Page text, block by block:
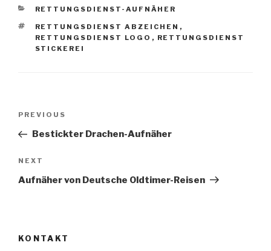
CATEGORIES
RETTUNGSDIENST-AUFNÄHER
TAGS
RETTUNGSDIENST ABZEICHEN ,
RETTUNGSDIENST LOGO , RETTUNGSDIENST
STICKEREI
Post
Previous
Post
PREVIOUS
Bestickter Drachen-Aufnäher
Next
Post
NEXT
Aufnäher von Deutsche Oldtimer-Reisen
KONTAKT